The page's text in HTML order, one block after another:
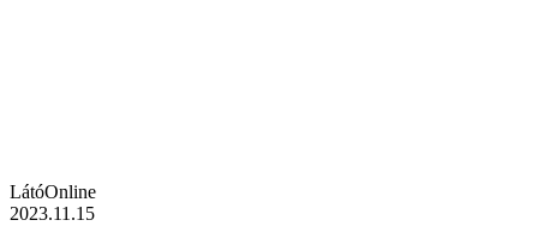
LátóOnline
2023.11.15